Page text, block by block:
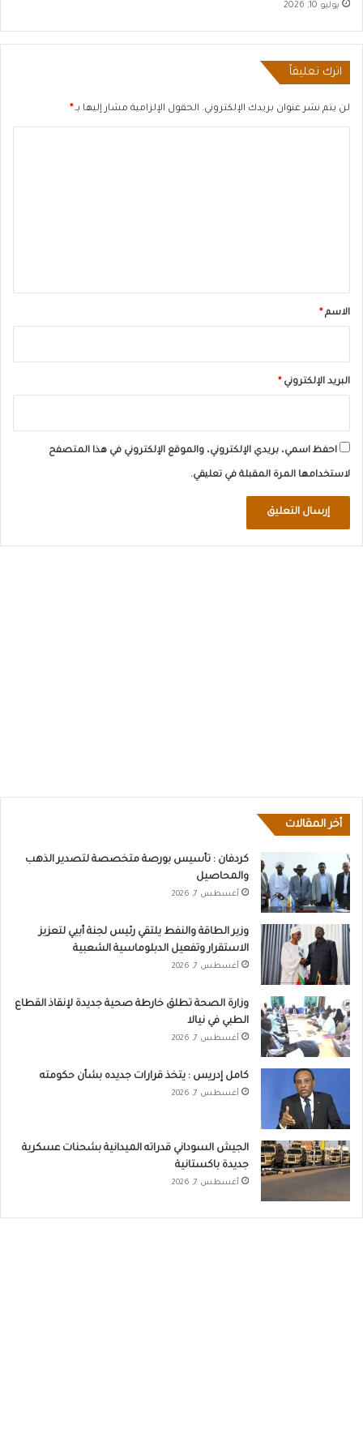
يوليو 10, 2026
اترك تعليقاً
لن يتم نشر عنوان بريدك الإلكتروني. الحقول الإلزامية مشار إليها بـ *
*الاسم *
البريد الإلكتروني *
احفظ اسمي، بريدي الإلكتروني، والموقع الإلكتروني في هذا المتصفح
لاستخدامها المرة المقبلة في تعليقي.
أخر المقالات
كردفان : تأسيس بورصة متخصصة لتصدير الذهب
والمحاصيل
أغسطس 7, 2026
وزير الطاقة والنفط يلتقي رئيس لجنة أبيي لتعزيز
الاستقرار وتفعيل الدبلوماسية الشعبية
أغسطس 7, 2026
وزارة الصحة تطلق خارطة صحية جديدة لإنقاذ القطاع
الطبي في نيالا
أغسطس 7, 2026
كامل إدريس : يتخذ قرارات جديده بشأن حكومته
أغسطس 7, 2026
الجيش السوداني قدراته الميدانية بشحنات عسكرية
جديدة باكستانية
أغسطس 7, 2026